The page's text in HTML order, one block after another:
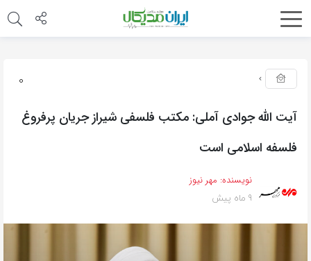
0
آیت الله جوادی آملی: مکتب فلسفی شیراز جریان پرفروغ
فلسفه اسلامی است
نویسنده: مهر نیوز
9 ماه پیش